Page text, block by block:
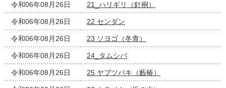
令和06年08月26日 21_ハリギリ（針桐）
令和06年08月26日 22 センダン
令和06年08月26日 23 ソヨゴ（冬青）
令和06年08月26日 24_タムシバ
令和06年08月26日 25 ヤブツバキ（藪椿）